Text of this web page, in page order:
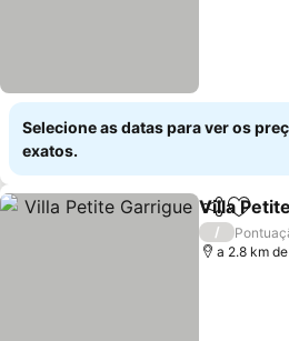
Selecione as datas para ver os
exatos.
Partilhar
Villa
/
a 2.8 km